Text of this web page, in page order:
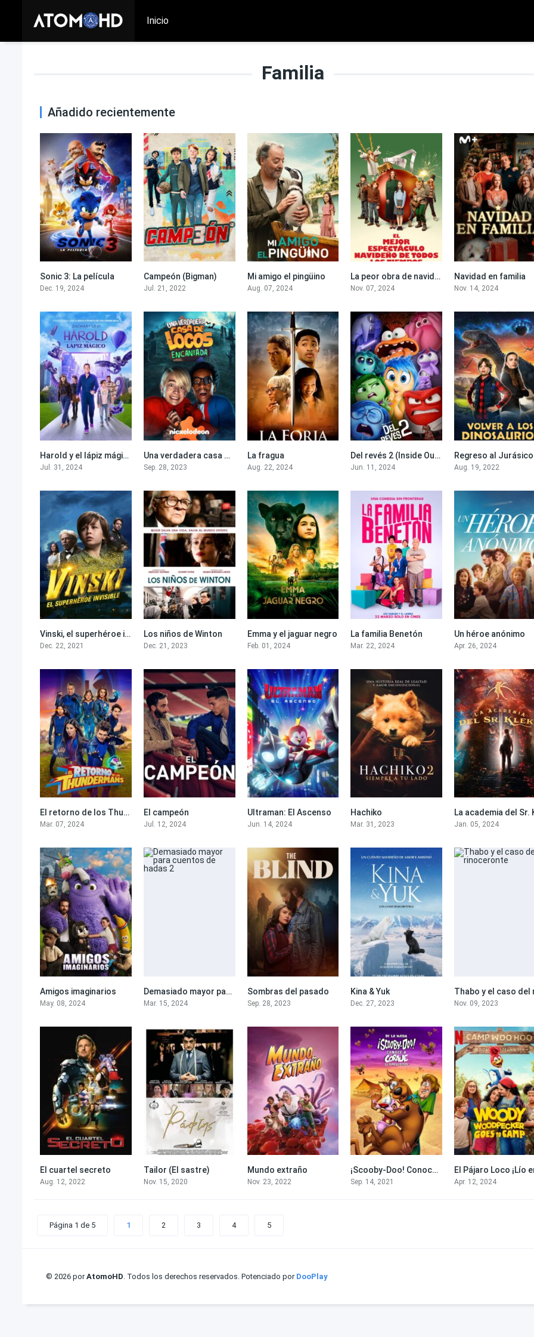
Inicio
Familia
Añadido recientemente
Sonic 3: La película
Dec. 19, 2024
Campeón (Bigman)
Jul. 21, 2022
6.7
Mi amigo el pingüino
Aug. 07, 2024
6.9La peor obra de navidad
Nov. 07, 2024
Navidad en familia
Nov. 14, 2024
5.7Harold y el lápiz mágico
Jul. 31, 2024
5.2
Una verdadera casa de locos encantada
Sep. 28, 2023
La fragua
Aug. 22, 2024
7.8Del revés 2 (Inside Out 2)
Jun. 11, 2024
Regreso al Jurásico
Aug. 19, 2022
5.6Vinski, el superhéroe invisible
Dec. 22, 2021
7.5
Los niños de Winton
Dec. 21, 2023
5.6
Emma y el jaguar negro
Feb. 01, 2024
La familia Benetón
Mar. 22, 2024
Un héroe anónimo
Apr. 26, 2024
4.9El retorno de los Thunderman
Mar. 07, 2024
El campeón
Jul. 12, 2024
7
Ultraman: El Ascenso
Jun. 14, 2024
Hachiko
Mar. 31, 2023
Jan. 05, 2024
Amigos imaginarios
May. 08, 2024
5.7
Demasiado mayor para cuentos de hadas 2
Mar. 15, 2024
6.2
Sombras del pasado
Sep. 28, 2023
Kina & Yuk
Dec. 27, 2023
Nov. 09, 2023
El cuartel secreto
Aug. 12, 2022
Tailor (El sastre)
Nov. 15, 2020
Mundo extraño
Nov. 23, 2022
6.3
¡Scooby-Doo! Conoce a Agallas, el perro cobarde
Sep. 14, 2021 Apr. 12, 2024
Página 1 de 5 1 2 3 4 5
© 2026 porAtomoHD . Todos los derechos reservados. Potenciado por DooPlay